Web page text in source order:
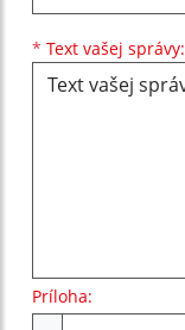
* Text vašej správy:
Príloha: